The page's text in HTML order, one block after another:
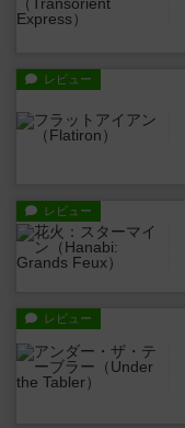
レビュー
レビュー
レビュー